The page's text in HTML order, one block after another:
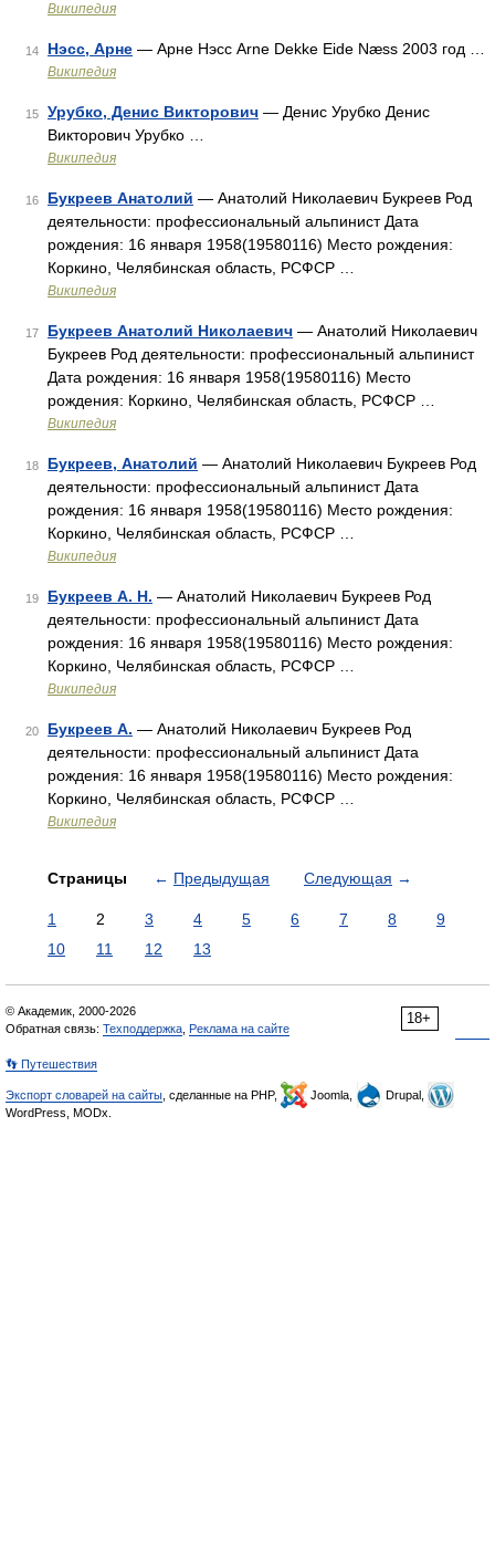
Википедия
14 Нэсс, Арне — Арне Нэсс Arne Dekke Eide Næss 2003 год …
Википедия
15 Урубко, Денис Викторович — Денис Урубко Денис
Викторович Урубко …
Википедия
16 Букреев Анатолий — Анатолий Николаевич Букреев Род
деятельности: профессиональный альпинист Дата
рождения: 16 января 1958(19580116) Место рождения:
Коркино, Челябинская область, РСФСР …
Википедия
17 Букреев Анатолий Николаевич — Анатолий Николаевич
Букреев Род деятельности: профессиональный альпинист
Дата рождения: 16 января 1958(19580116) Место
рождения: Коркино, Челябинская область, РСФСР …
Википедия
18 Букреев, Анатолий — Анатолий Николаевич Букреев Род
деятельности: профессиональный альпинист Дата
рождения: 16 января 1958(19580116) Место рождения:
Коркино, Челябинская область, РСФСР …
Википедия
19 Букреев А. Н. — Анатолий Николаевич Букреев Род
деятельности: профессиональный альпинист Дата
рождения: 16 января 1958(19580116) Место рождения:
Коркино, Челябинская область, РСФСР …
Википедия
20 Букреев А. — Анатолий Николаевич Букреев Род
деятельности: профессиональный альпинист Дата
рождения: 16 января 1958(19580116) Место рождения:
Коркино, Челябинская область, РСФСР …
Википедия
Страницы ← Предыдущая Следующая →
1 2 3 4 5 6 7 8
9
10
11 12 13
18+
© Академик, 2000-2026
Обратная связь: Техподдержка Реклама на сайте
👣 Путешествия
Экспорт словарей на сайты , сделанные на PHP, Joomla,
Drupal,
WordPress, MODx.